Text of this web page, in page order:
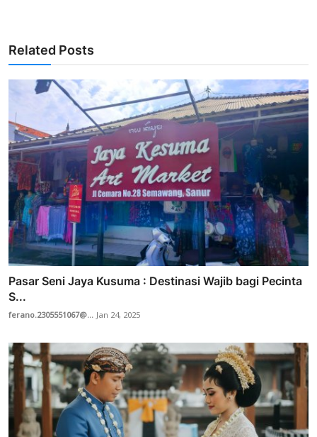
Related Posts
Pasar Seni Jaya Kusuma : Destinasi Wajib bagi Pecinta
S...
ferano.2305551067@...Jan 24, 2025